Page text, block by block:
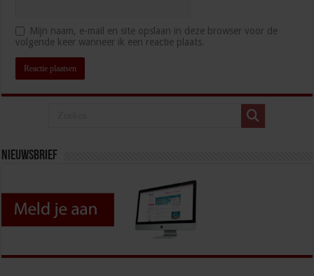
Mijn naam, e-mail en site opslaan in deze browser voor de
volgende keer wanneer ik een reactie plaats.
Nieuwsbrief